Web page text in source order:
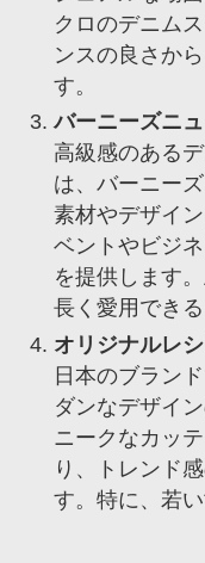
クロのデニム
ンスの良さか
す。
バーニーズニ
高級感のある
は、バーニー
素材やデザイ
ベントやビジ
を提供します
長く愛用できる
オリジナルレ
日本のブラン
ダンなデザイ
ニークなカッ
り、トレンド
す。特に、若